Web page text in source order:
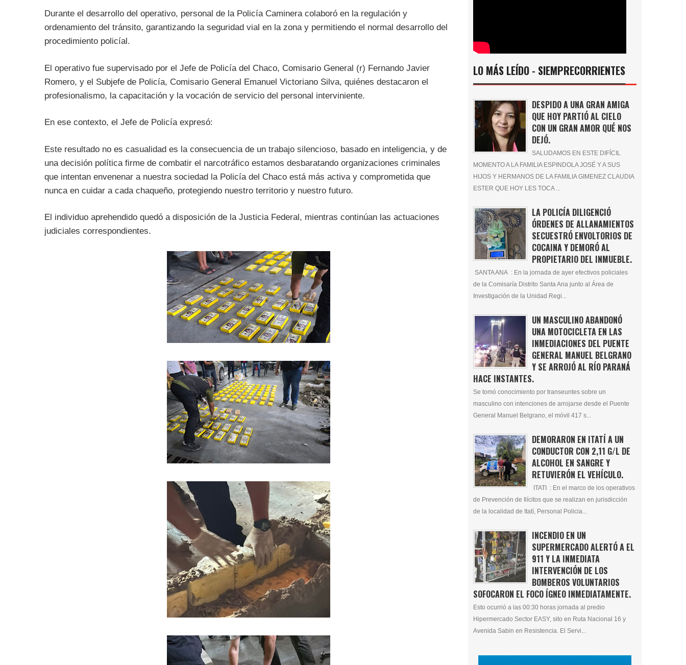
Durante el desarrollo del operativo, personal de la Policía Caminera colaboró en la regulación y
ordenamiento del tránsito, garantizando la seguridad vial en la zona y permitiendo el normal desarrollo del
procedimiento policíal.
El operativo fue supervisado por el Jefe de Policía del Chaco, Comisario General (r) Fernando Javier
Romero, y el Subjefe de Policía, Comisario General Emanuel Victoriano Silva, quiénes destacaron el
profesionalismo, la capacitación y la vocación de servicio del personal interviniente.
En ese contexto, el Jefe de Policía expresó:
Este resultado no es casualidad es la consecuencia de un trabajo silencioso, basado en inteligencia, y de
una decisión política firme de combatir el narcotráfico estamos desbaratando organizaciones criminales
que intentan envenenar a nuestra sociedad la Policía del Chaco está más activa y comprometida que
nunca en cuidar a cada chaqueño, protegiendo nuestro territorio y nuestro futuro.
El individuo aprehendido quedó a disposición de la Justicia Federal, mientras continúan las actuaciones
judiciales correspondientes.
LO MÁS LEÍDO - SIEMPRECORRIENTES
DESPIDO A UNA GRAN AMIGA
QUE HOY PARTIÓ AL CIELO
CON UN GRAN AMOR QUÉ NOS
DEJÓ.
SALUDAMOS EN ESTE DIFÍCIL
MOMENTO A LA FAMILIA ESPINDOLA JOSÉ Y A SUS
HIJOS Y HERMANOS DE LA FAMILIA GIMENEZ CLAUDIA
ESTER QUE HOY LES TOCA ...
LA POLICÍA DILIGENCIÓ
ÓRDENES DE ALLANAMIENTOS
SECUESTRÓ ENVOLTORIOS DE
COCAINA Y DEMORÓ AL
PROPIETARIO DEL INMUEBLE.
SANTA ANA : En la jornada de ayer efectivos policiales
de la Comisaría Distrito Santa Ana junto al Área de
Investigación de la Unidad Regi...
UN MASCULINO ABANDONÓ
UNA MOTOCICLETA EN LAS
INMEDIACIONES DEL PUENTE
GENERAL MANUEL BELGRANO
Y SE ARROJÓ AL RÍO PARANÁ
HACE INSTANTES.
Se tomó conocimiento por transeuntes sobre un
masculino con intenciones de arrojarse desde el Puente
General Manuel Belgrano, el móvil 417 s...
DEMORARON EN ITATÍ A UN
CONDUCTOR CON 2,11 G/L DE
ALCOHOL EN SANGRE Y
RETUVIERÓN EL VEHÍCULO.
ITATI : En el marco de los operativos
de Prevención de Ilícitos que se realizan en jurisdicción
de la localidad de Itatí, Personal Policia...
INCENDIO EN UN
SUPERMERCADO ALERTÓ A EL
911 Y LA INMEDIATA
INTERVENCIÓN DE LOS
BOMBEROS VOLUNTARIOS
SOFOCARON EL FOCO ÍGNEO INMEDIATAMENTE.
Esto ocurrió a las 00:30 horas jornada al predio
Hipermercado Sector EASY, sito en Ruta Nacional 16 y
Avenida Sabin en Resistencia. El Servi...